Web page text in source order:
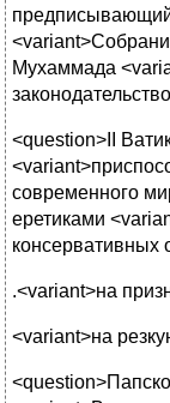
Мухаммада
законодательство
<question>II
современного
еретиками
консервативных
.<variant>на
<variant>на